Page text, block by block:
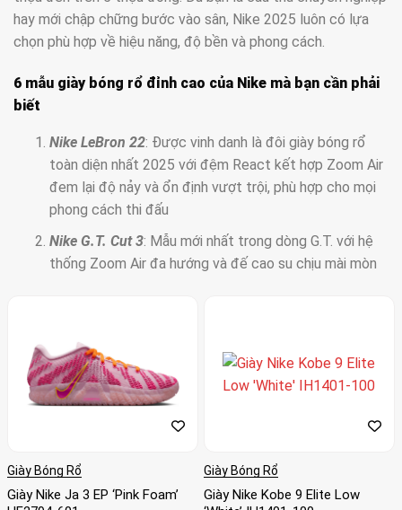
hay mới chập chững bước vào sân, Nike 2025 luôn có lựa
chọn phù hợp về hiệu năng, độ bền và phong cách.
6 mẫu giày bóng rổ đỉnh cao của Nike mà bạn cần phải
biết
Nike LeBron 22: Được vinh danh là đôi giày bóng rổ
toàn diện nhất 2025 với đệm React kết hợp Zoom Air
đem lại độ nảy và ổn định vượt trội, phù hợp cho mọi
phong cách thi đấu
Nike G.T. Cut 3: Mẫu mới nhất trong dòng G.T. với hệ
thống Zoom Air đa hướng và đế cao su chịu mài mòn
trang bị khối đệm đặc biệt hỗ trợ bật nhảy cao mà vẫn
êm chân suốt trận đấu
Nike Sabrina 2: Siêu nhẹ và linh hoạt, mang lại khả
thời vẫn đảm bảo sự ôm gọn và ổn định cần thiết
Nike Cosmic Unity 3
: Lựa chọn lý tưởng cho sân ngoài
trời với độ bám tuyệt hảo, độ bền đế ấn tượng và
Giày Bóng Rổ
Giày Nike Ja 3 EP ‘Pink Foam’
Giày Bóng Rổ
Giày Nike Kobe 9 Elite Low